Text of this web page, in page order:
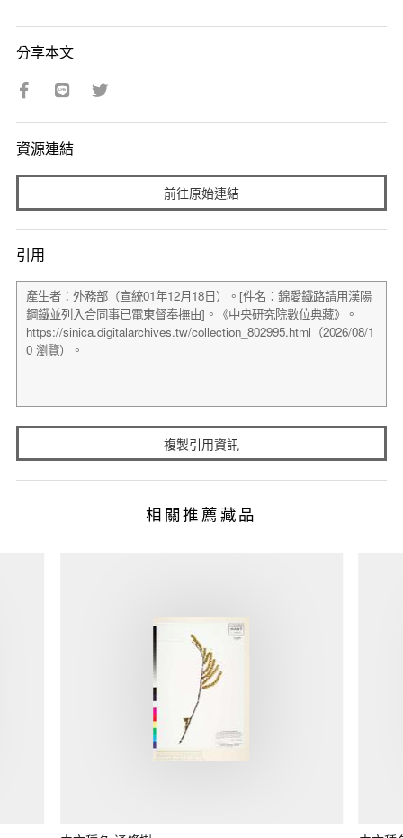
分享本文
資源連結
前往原始連結
引用
複製引用資訊
相關推薦藏品